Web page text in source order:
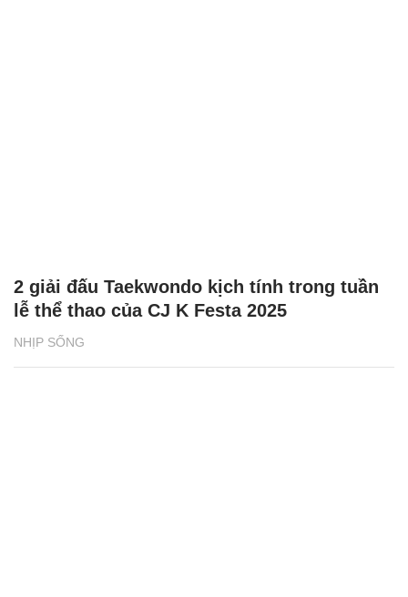
NHỊP SỐNG
2 giải đấu Taekwondo kịch tính trong tuần
lễ thể thao của CJ K Festa 2025